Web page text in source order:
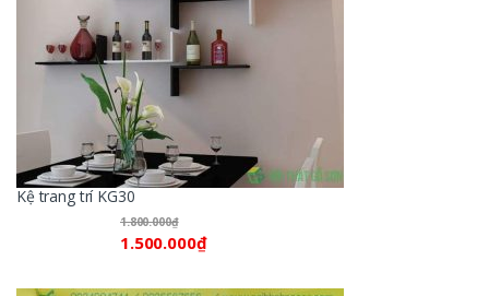
Kệ trang trí KG30
1.800.000₫
1.500.000₫